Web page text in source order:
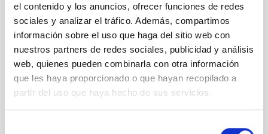
el contenido y los anuncios, ofrecer funciones de redes
sociales y analizar el tráfico. Además, compartimos
información sobre el uso que haga del sitio web con
nuestros partners de redes sociales, publicidad y análisis
web, quienes pueden combinarla con otra información
que les haya proporcionado o que hayan recopilado a
partir del uso que haya hecho de sus servicios.
Alumnos y
Te puede interesar